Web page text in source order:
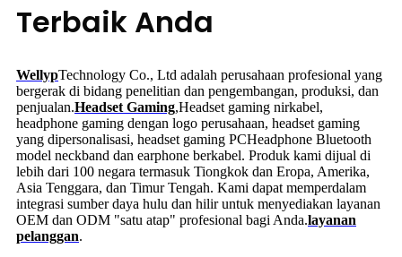
Terbaik Anda
WellypTechnology Co., Ltd adalah perusahaan profesional yang
bergerak di bidang penelitian dan pengembangan, produksi, dan
penjualan.Headset Gaming,Headset gaming nirkabel,
headphone gaming dengan logo perusahaan, headset gaming
yang dipersonalisasi, headset gaming PCHeadphone Bluetooth
model neckband dan earphone berkabel. Produk kami dijual di
lebih dari 100 negara termasuk Tiongkok dan Eropa, Amerika,
Asia Tenggara, dan Timur Tengah. Kami dapat memperdalam
integrasi sumber daya hulu dan hilir untuk menyediakan layanan
OEM dan ODM "satu atap" profesional bagi Anda.layanan
pelanggan.